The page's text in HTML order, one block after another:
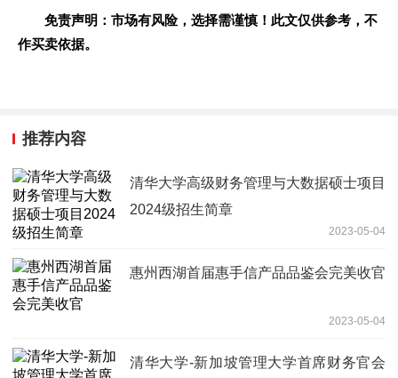
免责声明：市场有风险，选择需谨慎！此文仅供参考，不
作买卖依据。
推荐内容
清华大学高级财务管理与大数据硕士项目
2024级招生简章
2023-05-04
惠州西湖首届惠手信产品品鉴会完美收官
2023-05-04
清华大学-新加坡管理大学首席财务官会